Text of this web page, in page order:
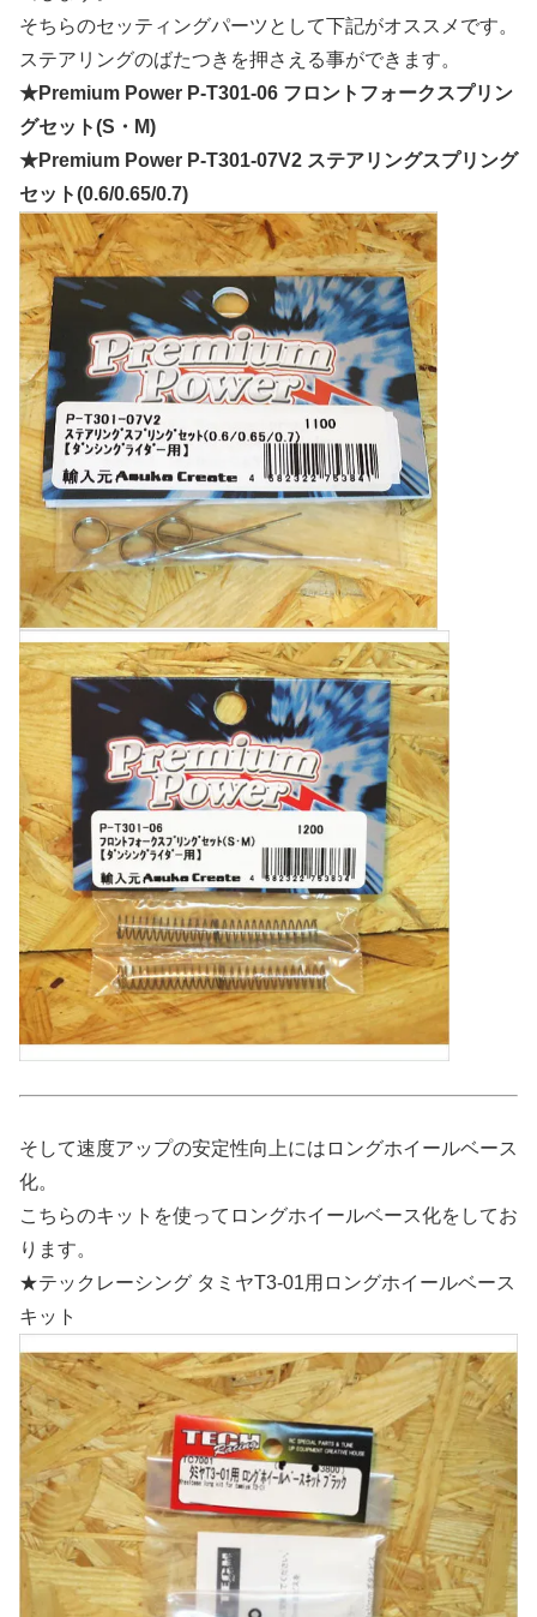
そちらのセッティングパーツとして下記がオススメです。
ステアリングのばたつきを押さえる事ができます。
★Premium Power P-T301-06 フロントフォークスプリン
グセット(S・M)
★Premium Power P-T301-07V2 ステアリングスプリング
セット(0.6/0.65/0.7)
そして速度アップの安定性向上にはロングホイールベース
化。
こちらのキットを使ってロングホイールベース化をしてお
ります。
★テックレーシング タミヤT3-01用ロングホイールベース
キット